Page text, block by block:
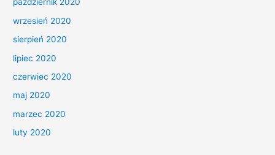
październik 2020
wrzesień 2020
sierpień 2020
lipiec 2020
czerwiec 2020
maj 2020
marzec 2020
luty 2020